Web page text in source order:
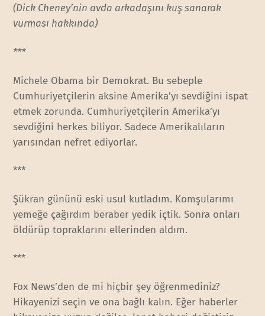
(Dick Cheney’nin avda arkadaşını kuş sanarak
vurması hakkında)
***
Michele Obama bir Demokrat. Bu sebeple
Cumhuriyetçilerin aksine Amerika’yı sevdiğini ispat
etmek zorunda. Cumhuriyetçilerin Amerika’yı
sevdiğini herkes biliyor. Sadece Amerikalıların
yarısından nefret ediyorlar.
***
Şükran gününü eski usul kutladım. Komşularımı
yemeğe çağırdım beraber yedik içtik. Sonra onları
öldürüp topraklarını ellerinden aldım.
***
Fox News’den de mi hiçbir şey öğrenmediniz?
Hikayenizi seçin ve ona bağlı kalın. Eğer haberler